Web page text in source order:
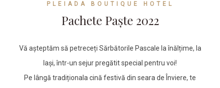
PLEIADA BOUTIQUE HOTEL
Pachete Paște 2022
Vă așteptăm să petreceți Sărbătorile Pascale la înălțime, la
Iași, într-un sejur pregătit special pentru voi!
Pe lângă tradiționala cină festivă din seara de Înviere, te